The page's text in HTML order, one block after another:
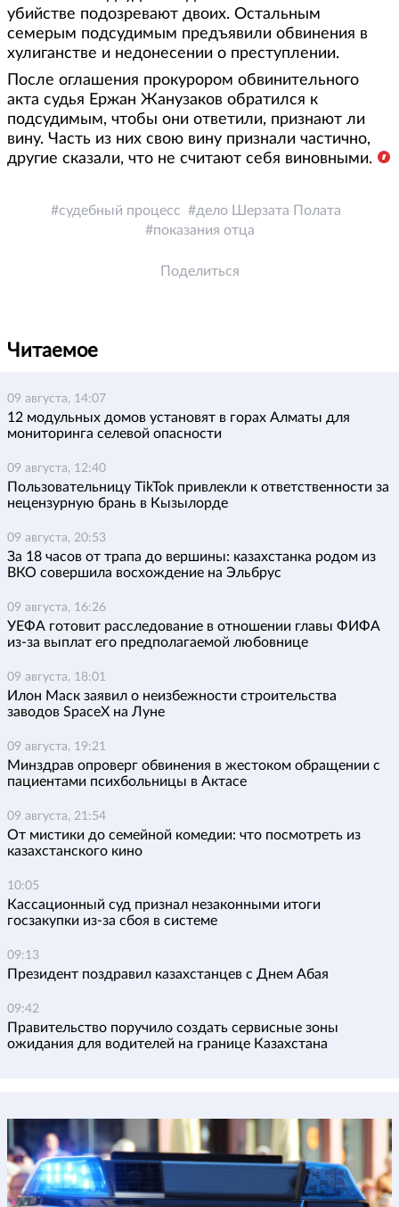
убийстве подозревают двоих. Остальным
семерым подсудимым предъявили обвинения в
хулиганстве и недонесении о преступлении.
После оглашения прокурором обвинительного
акта судья Ержан Жанузаков обратился к
подсудимым, чтобы они ответили, признают ли
вину. Часть из них свою вину признали частично,
другие сказали, что не считают себя виновными.
судебный процесс
дело Шерзата Полата
показания отца
Поделиться
Читаемое
09 августа, 14:07
12 модульных домов установят в горах Алматы для
мониторинга селевой опасности
09 августа, 12:40
Пользовательницу TikTok привлекли к ответственности за
нецензурную брань в Кызылорде
09 августа, 20:53
За 18 часов от трапа до вершины: казахстанка родом из
ВКО совершила восхождение на Эльбрус
09 августа, 16:26
УЕФА готовит расследование в отношении главы ФИФА
из-за выплат его предполагаемой любовнице
09 августа, 18:01
Илон Маск заявил о неизбежности строительства
заводов SpaceX на Луне
09 августа, 19:21
Минздрав опроверг обвинения в жестоком обращении с
пациентами психбольницы в Актасе
09 августа, 21:54
От мистики до семейной комедии: что посмотреть из
казахстанского кино
10:05
Кассационный суд признал незаконными итоги
госзакупки из-за сбоя в системе
09:13
Президент поздравил казахстанцев с Днем Абая
09:42
Правительство поручило создать сервисные зоны
ожидания для водителей на границе Казахстана